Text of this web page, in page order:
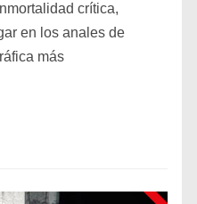
crítica,
en los anales de
más